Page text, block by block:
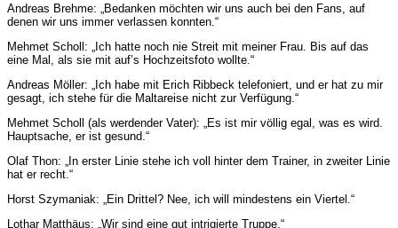
Andreas Brehme: „Bedanken möchten wir uns auch bei den Fans, auf
denen wir uns immer verlassen konnten.“
Mehmet Scholl: „Ich hatte noch nie Streit mit meiner Frau. Bis auf das
eine Mal, als sie mit auf’s Hochzeitsfoto wollte.“
Andreas Möller: „Ich habe mit Erich Ribbeck telefoniert, und er hat zu mir
gesagt, ich stehe für die Maltareise nicht zur Verfügung.“
Mehmet Scholl (als werdender Vater): „Es ist mir völlig egal, was es wird.
Hauptsache, er ist gesund.“
Olaf Thon: „In erster Linie stehe ich voll hinter dem Trainer, in zweiter Linie
hat er recht.“
Horst Szymaniak: „Ein Drittel? Nee, ich will mindestens ein Viertel.“
Lothar Matthäus: „Wir sind eine gut intrigierte Truppe.“